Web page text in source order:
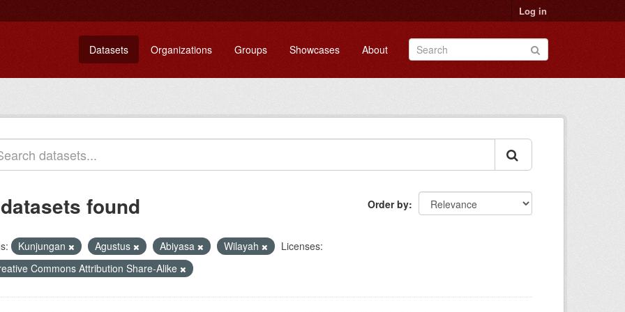
Log in
Datasets Organizations Groups Showcases About
Order by
found
Kunjungan Agustus Abiyasa Wilayah
Licenses:
Commons Attribution Share-Alike